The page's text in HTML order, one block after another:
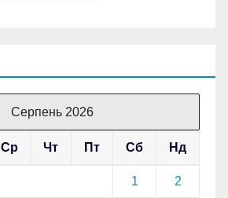
Серпень 2026
Ср Чт Пт Сб Нд
1 2